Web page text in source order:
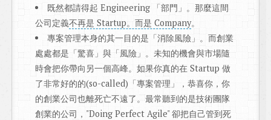
既然都請得起 Engineering 「部門」。那麼這間
公司定義不再是 Startup。而是 Company。
專案管理本身的其一目的是「消除風險」。而創業
處處都是「驚喜」與「風險」。未知的機會與市場隨
時會把你帶向另一個高峰。如果你真的在 Startup 做
了非常好的的(so-called)「專案管理」，恭喜你，你
的創業公司也離死亡不遠了。最常聽到的是技術團隊
創業的公司，"Doing Perfect Agile" 卻把自己管到死